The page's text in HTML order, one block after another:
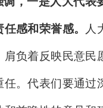
感和荣誉感。 人
肩负着反映民意民
任。代表们要通过